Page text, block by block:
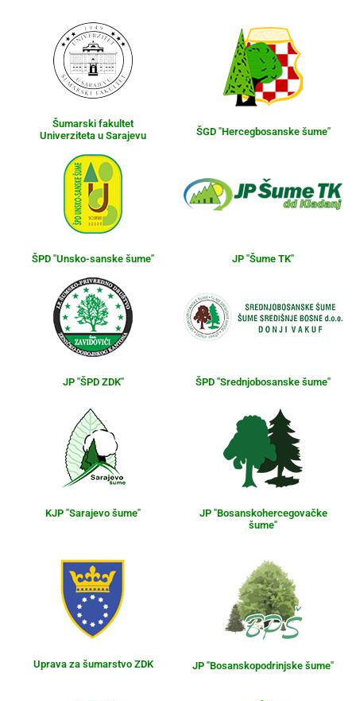
Šumarski fakultet
Univerziteta u Sarajevu
ŠGD "Hercegbosanske šume"
ŠPD "Unsko-sanske šume" JP "Šume TK"
JP "ŠPD ZDK" ŠPD "Srednjobosanske šume"
KJP "Sarajevo šume"
JP "Bosanskohercegovačke
šume"
Uprava za šumarstvo ZDK JP "Bosanskopodrinjske šume"